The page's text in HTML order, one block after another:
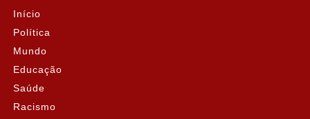
Início
Política
Mundo
Educação
Saúde
Racismo